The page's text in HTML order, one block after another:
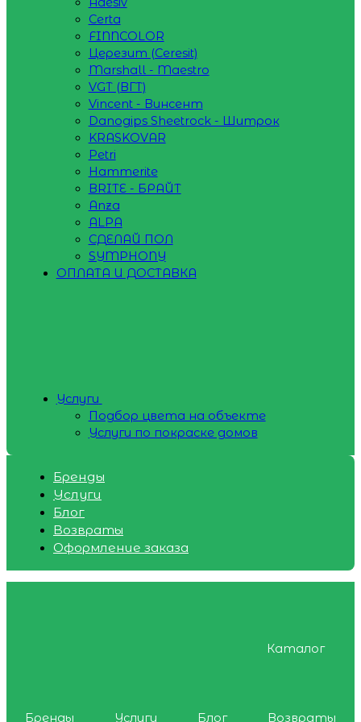
Certa
FINNCOLOR
Церезит (Ceresit)
Marshall - Maestro
VGT (ВГТ)
Vincent - Винсент
Danogips Sheetrock - Шитрок
KRASKOVAR
Petri
Hammerite
BRITE - БРАЙТ
Anza
ALPA
СДЕЛАЙ ПОЛ
SYMPHONY
ОПЛАТА И ДОСТАВКА
Услуги
Подбор цвета на объекте
Услуги по покраске домов
Бренды
Услуги
Блог
Возвраты
Оформление заказа
Каталог
Бренды Услуги Блог
Возвраты